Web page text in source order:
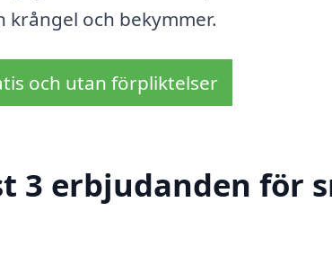
och bekymmer.
och utan förpliktelser
3 erbjudanden för